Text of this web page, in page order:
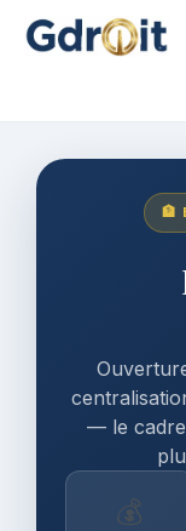
🏦
— le
💰